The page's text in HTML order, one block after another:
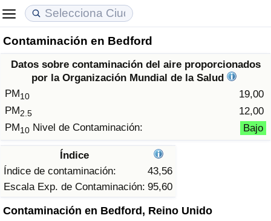
Contaminación en Bedford
Datos sobre contaminación del aire proporcionados
por la Organización Mundial de la Salud
PM10
19,00
PM2.5
12,00
PM10 Nivel de Contaminación: Bajo
Índice
Índice de contaminación:
43,56
Escala Exp. de Contaminación: 95,60
Contaminación en Bedford, Reino Unido
Coste de vida
Índice de Costo de Vida (Actual)
Índice de Costo de Vida
en aqaba
Precios de las propiedades
Índice de Precios de Inmuebles (Actual)
Índice de Precios de Inmuebles
Calidad de Vida
Índice de Calidad de Vida
Índice de Calidad de Vida (Actual)
Delincuencia
Calificación del Índice de Criminalidad
(Actual)